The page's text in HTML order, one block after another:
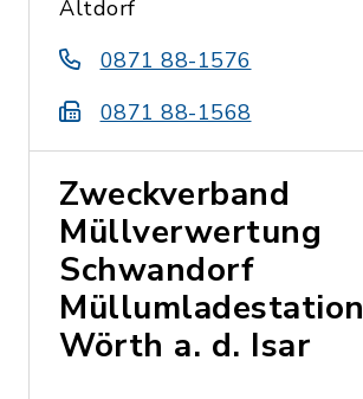
Altdorf
0871 88-1576
0871 88-1568
Zweckverband
Müllverwertung
Schwandorf
Müllumladestation
Wörth a. d. Isar